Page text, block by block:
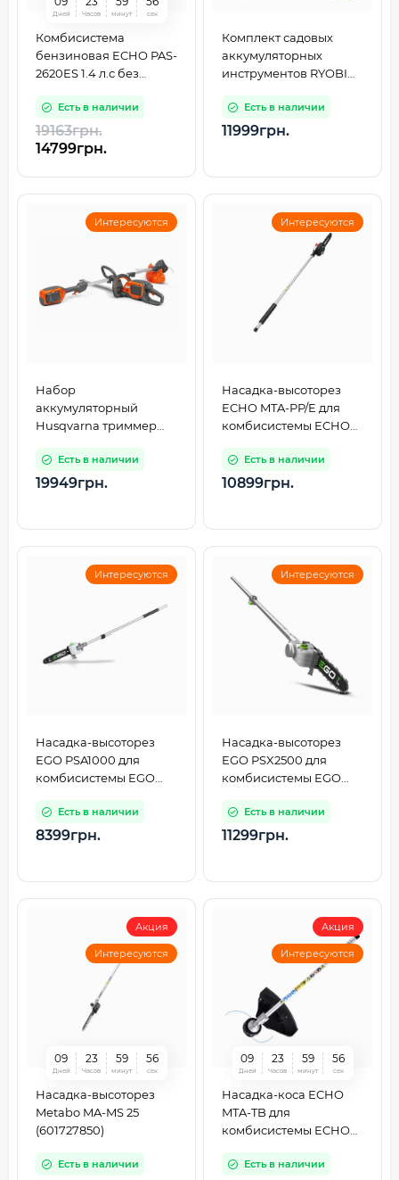
Дней Часов минут сек
Комбисистема
бензиновая ECHO PAS-
2620ES 1.4 л.с без
Есть в наличии
19163грн.
14799грн.
Комплект садовых
аккумуляторных
инструментов RYOBI
(5133005619)
Есть в наличии
11999грн.
Интересуются
Набор
аккумуляторный
Husqvarna триммер
215iHD45 (АКБ + ЗУ)
(9705361-01)
Есть в наличии
19949грн.
Интересуются
Насадка-высоторез
ECHO MTA-PP/E для
комбисистемы ECHO
Есть в наличии
10899грн.
Интересуются
Насадка-высоторез
EGO PSA1000 для
комбисистемы EGO
Есть в наличии
8399грн.
Интересуются
Насадка-высоторез
EGO PSX2500 для
комбисистемы EGO
Есть в наличии
11299грн.
Акция
Интересуются
09
Дней
23
Часов
59
минут
55
сек
Насадка-высоторез
Metabo MA-MS 25
(601727850)
Есть в наличии
Акция
Интересуются
09
Дней
23
Часов
59
минут
55
сек
Насадка-коса ECHO
MTA-TB для
комбисистемы ECHO
Есть в наличии